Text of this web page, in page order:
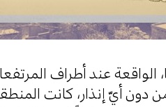
عند أطراف
دون أيّ إنذار، كانت